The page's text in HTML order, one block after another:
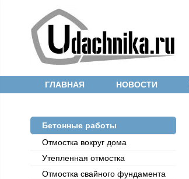
ГЛАВНАЯ НОВОСТИ
Бетонные работы
Отмостка вокруг дома
Утепленная отмостка
Отмостка cвайного фундамента